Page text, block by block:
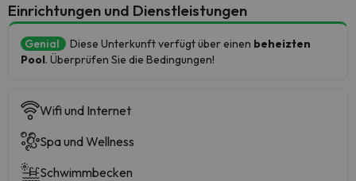
​Einrichtungen und Dienstleistungen
Genial Diese Unterkunft verfügt über einen beheizten
Pool. Überprüfen Sie die Bedingungen!
Wifi und Internet
Spa und Wellness
Schwimmbecken